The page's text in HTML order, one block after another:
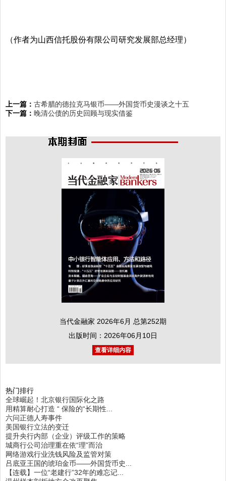
（作者为山西信托股份有限公司研究发展部总经理）
上一篇： 古希腊的德拉克马银币——外国货币史漫谈之十五
下一篇： 晚清公债的历史回顾与现实借鉴
当代金融家 2026年6月 总第252期
出版时间：2026年06月10日
查看详细内容
热门排行
全球崛起！北京银行国际化之路
用精算耐心打造 “ 保险的“长期性...
六问正德人寿事件
美国银行立法的变迁
提升央行内部（企业）评级工作的策略
城商行公司治理重在依“理”而治
网络游戏行业洗钱风险及监管对策
吕底亚王国的琥珀金币——外国货币史...
【连载】一位“老建行”32年的难忘记...